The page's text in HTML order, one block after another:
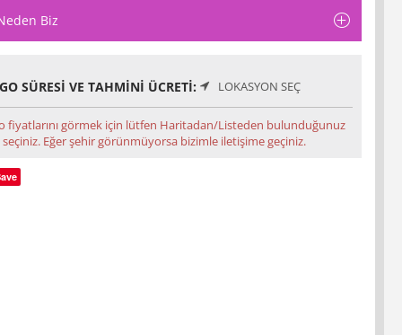
Biz
SÜRESI VE TAHMINI ÜCRETI: LOKASYON SEÇ
fiyatlarını görmek için lütfen Haritadan/Listeden bulunduğunuz
Eğer şehir görünmüyorsa bizimle iletişime geçiniz.